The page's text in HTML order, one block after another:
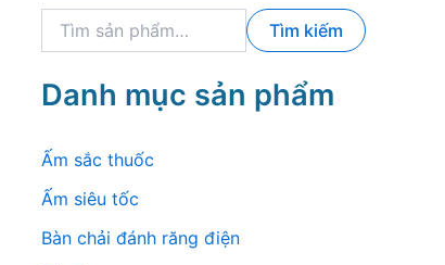
k
m
:
Tìm kiếm
Danh mục sản phẩm
Ấm sắc thuốc
Ấm siêu tốc
Bàn chải đánh răng điện